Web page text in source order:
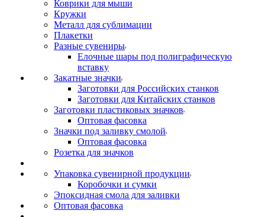
Коврики для мыши
Кружки
Металл для сублимации
Плакетки
Разные сувениры
Елочные шары под полиграфическую
вставку
Закатные значки
Заготовки для Российских станков
Заготовки для Китайских станков
Заготовки пластиковых значков
Оптовая фасовка
Значки под заливку смолой
Оптовая фасовка
Розетка для значков
Упаковка сувенирной продукции
Коробочки и сумки
Эпоксидная смола для заливки
Оптовая фасовка